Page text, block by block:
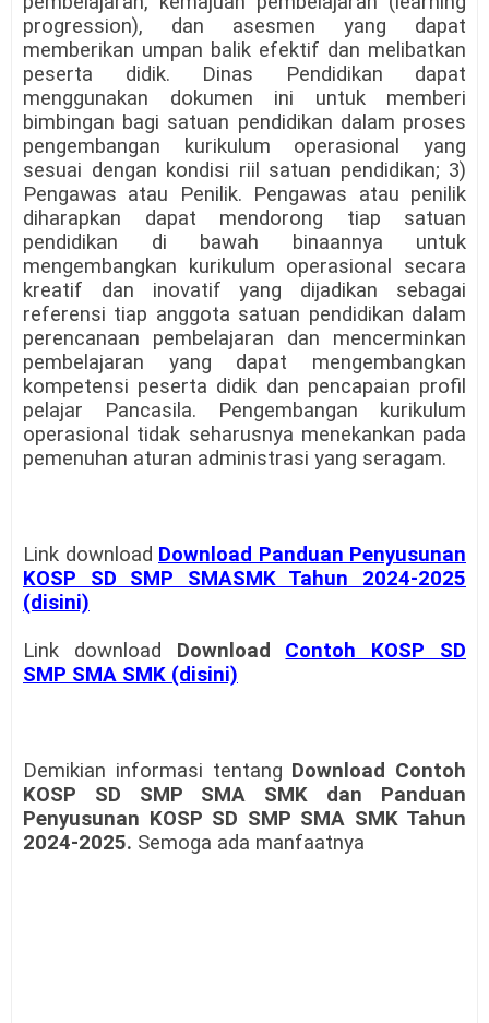
progression), dan asesmen yang dapat
memberikan umpan balik efektif dan melibatkan
peserta didik. Dinas Pendidikan dapat
menggunakan dokumen ini untuk memberi
bimbingan bagi satuan pendidikan dalam proses
pengembangan kurikulum operasional yang
sesuai dengan kondisi riil satuan pendidikan; 3)
Pengawas atau Penilik. Pengawas atau penilik
diharapkan dapat mendorong tiap satuan
pendidikan di bawah binaannya untuk
mengembangkan kurikulum operasional secara
kreatif dan inovatif yang dijadikan sebagai
referensi tiap anggota satuan pendidikan dalam
perencanaan pembelajaran dan mencerminkan
pembelajaran yang dapat mengembangkan
kompetensi peserta didik dan pencapaian profil
pelajar Pancasila. Pengembangan kurikulum
operasional tidak seharusnya menekankan pada
pemenuhan aturan administrasi yang seragam.
Link download Download Panduan Penyusunan
KOSP SD SMP SMASMK Tahun 2024-2025
(disini)
Link download Download Contoh KOSP SD
SMP SMA SMK (disini)
Demikian informasi tentang Download Contoh
KOSP SD SMP SMA SMK dan Panduan
Penyusunan KOSP SD SMP SMA SMK Tahun
2024-2025. Semoga ada manfaatnya